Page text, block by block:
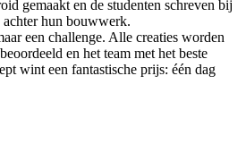
gemaakt en de studenten schreven bij
hun bouwwerk.
een challenge. Alle creaties worden
en het team met het beste
wint een fantastische prijs: één dag